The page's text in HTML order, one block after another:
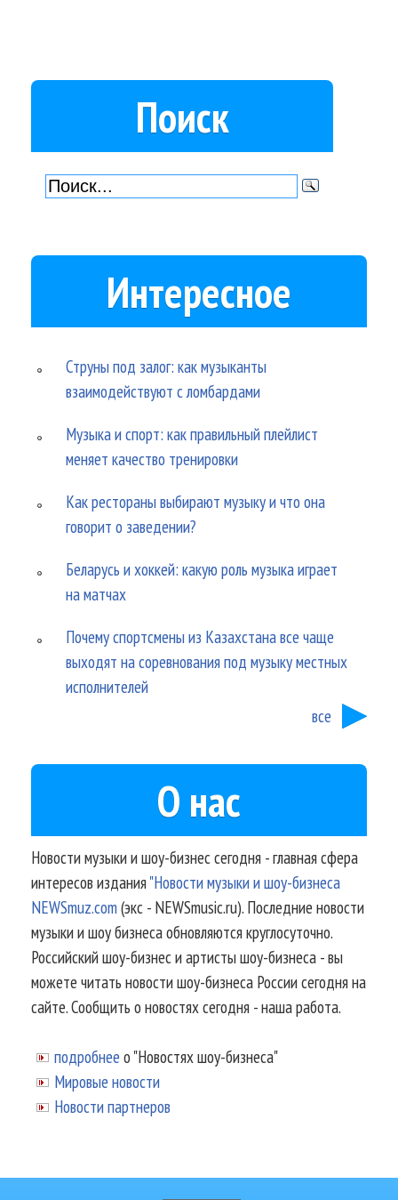
Поиск
Интересное
Струны под залог: как музыканты
взаимодействуют с ломбардами
Музыка и спорт: как правильный плейлист
меняет качество тренировки
Как рестораны выбирают музыку и что она
говорит о заведении?
Беларусь и хоккей: какую роль музыка играет
на матчах
Почему спортсмены из Казахстана все чаще
выходят на соревнования под музыку местных
исполнителей
все
О нас
Новости музыки и шоу-бизнес сегодня - главная сфера
интересов издания"Новости музыки и шоу-бизнеса
NEWSmuz.com(экс - NEWSmusic.ru). Последние новости
музыки и шоу бизнеса обновляются круглосуточно.
Российский шоу-бизнес и артисты шоу-бизнеса - вы
можете читать новости шоу-бизнеса России сегодня на
сайте. Сообщить о новостях сегодня - наша работа.
подробнее о "Новостях шоу-бизнеса"
Мировые новости
Новости партнеров